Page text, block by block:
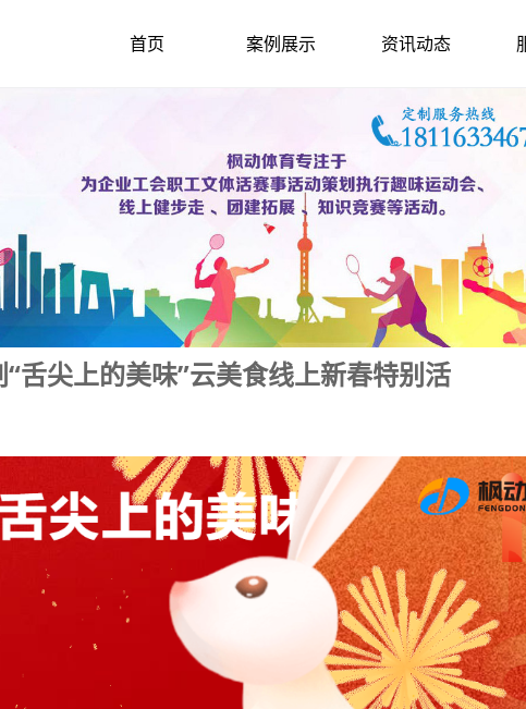
首页 案例展示 资讯动态
舌尖上的美味”云美食线上新春特别活
2023-1-20